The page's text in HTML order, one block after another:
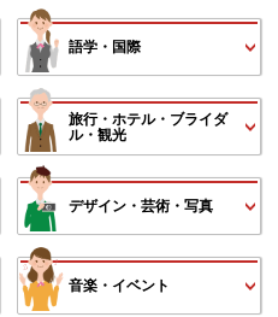
語学・国際
旅行・ホテル・ブライダ
ル・観光
デザイン・芸術・写真
音楽・イベント